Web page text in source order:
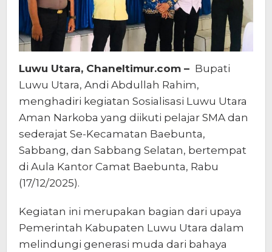
Luwu Utara, Chaneltimur.com – Bupati
Luwu Utara, Andi Abdullah Rahim,
menghadiri kegiatan Sosialisasi Luwu Utara
Aman Narkoba yang diikuti pelajar SMA dan
sederajat Se-Kecamatan Baebunta,
Sabbang, dan Sabbang Selatan, bertempat
di Aula Kantor Camat Baebunta, Rabu
(17/12/2025).
Kegiatan ini merupakan bagian dari upaya
Pemerintah Kabupaten Luwu Utara dalam
melindungi generasi muda dari bahaya